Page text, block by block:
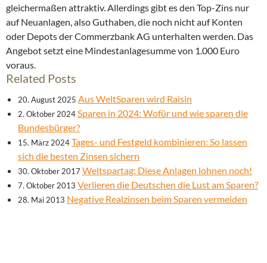
gleichermaßen attraktiv. Allerdings gibt es den Top-Zins nur
auf Neuanlagen, also Guthaben, die noch nicht auf Konten
oder Depots der Commerzbank AG unterhalten werden. Das
Angebot setzt eine Mindestanlagesumme von 1.000 Euro
voraus.
Related Posts
20. August 2025 Aus WeltSparen wird Raisin
2. Oktober 2024Sparen in 2024: Wofür und wie sparen die
Bundesbürger?
15. März 2024Tages- und Festgeld kombinieren: So lassen
sich die besten Zinsen sichern
30. Oktober 2017 Weltspartag: Diese Anlagen lohnen noch!
7. Oktober 2013 Verlieren die Deutschen die Lust am Sparen?
28. Mai 2013 Negative Realzinsen beim Sparen vermeiden